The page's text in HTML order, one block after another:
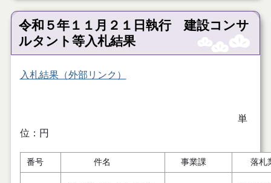
令和５年１１月２１日執行 建設コンサ
ルタント等入札結果
入札結果（外部リンク）
単
位：円
番号 件名 事業課 落札